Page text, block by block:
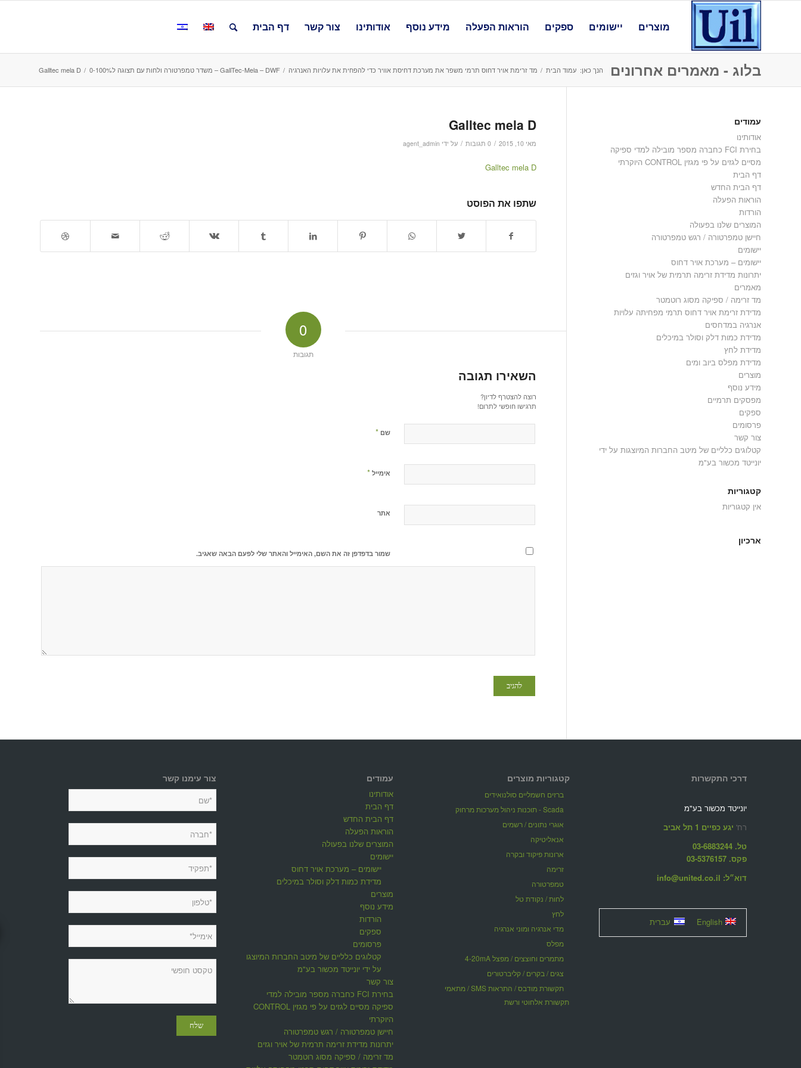
מוצרים יישומים ספקים הוראות הפעלה מידע נוסף אודותינו צור קשר דף הבית
בלוג - מאמרים אחרונים הנך כאן: עמוד הבית / מד זרימת אויר דחוס תרמי משפר את מערכת דחיסת אוויר כדי להפחית את עלויות האנרגיה / GallTec-Mela – DWF – משדר טמפרטורה ולחות עם תצוגה ל0-100% /
Galltec mela D
Galltec mela D
מאי 10, 2015 / 0 תגובות / על ידי agent_admin
Galltec mela D
שתפו את הפוסט
0
תגובות
השאירו תגובה
רוצה להצטרף לדיון?
תרגישו חופשי לתרום!
שם *
אימייל *
אתר
שמור בדפדפן זה את השם, האימייל והאתר שלי לפעם הבאה שאגיב.
עמודים
אודותינו
בחירת FCI כחברה מספר מובילה למדי ספיקה
מסיים לגזים על פי מגזין CONTROL היוקרתי
דף הבית
דף הבית החדש
הוראות הפעלה
הורדות
המוצרים שלנו בפעולה
חיישן טמפרטורה / רגש טמפרטורה
יישומים
יישומים – מערכת אויר דחוס
יתרונות מדידת זרימה תרמית של אויר וגזים
מאמרים
מד זרימה / ספיקה מסוג רוטמטר
מדידת זרימת אויר דחוס תרמי מפחיתה עלויות
אנרגיה במדחסים
מדידת כמות דלק וסולר במיכלים
מדידת לחץ
מדידת מפלס ביוב ומים
מוצרים
מידע נוסף
מפסקים תרמיים
ספקים
פרסומים
צור קשר
קטלוגים כלליים של מיטב החברות המיוצגות על ידי
יונייטד מכשור בע"מ
קטגוריות
אין קטגוריות
ארכיון
צור עימנו קשר עמודים
אודותינו
דף הבית
דף הבית החדש
הוראות הפעלה
המוצרים שלנו בפעולה
יישומים
יישומים – מערכת אויר דחוס
מדידת כמות דלק וסולר במיכלים
מוצרים
מידע נוסף
הורדות
ספקים
פרסומים
קטלוגים כלליים של מיטב החברות המיוצגות
על ידי יונייטד מכשור בע"מ
צור קשר
בחירת FCI כחברה מספר מובילה למדי
ספיקה מסיים לגזים על פי מגזין CONTROL
היוקרתי
חיישן טמפרטורה / רגש טמפרטורה
יתרונות מדידת זרימה תרמית של אויר וגזים
מד זרימה / ספיקה מסוג רוטמטר
קטגוריות מוצרים
ברזים חשמליים סולנואידים
Scada - תוכנות ניהול מערכות מרחוק
אוגרי נתונים / רשמים
אנאליטיקה
ארונות פיקוד ובקרה
זרימה
טמפרטורה
לחות / נקודת טל
לחץ
מדי אנרגיה ומוני אנרגיה
מפלס
מתמרים וחוצצים / מפצל 4-20mA
צגים / בקרים / קליברטורים
תקשורת מודבס / התראות SMS / מתאמי
תקשורת אלחוטי ורשת
דרכי התקשרות
יונייטד מכשור בע"מ
רח' יגע כפיים 1 תל אביב
טל. 03-6883244
פקס. 03-5376157
דוא״ל: info@united.co.il
English עברית